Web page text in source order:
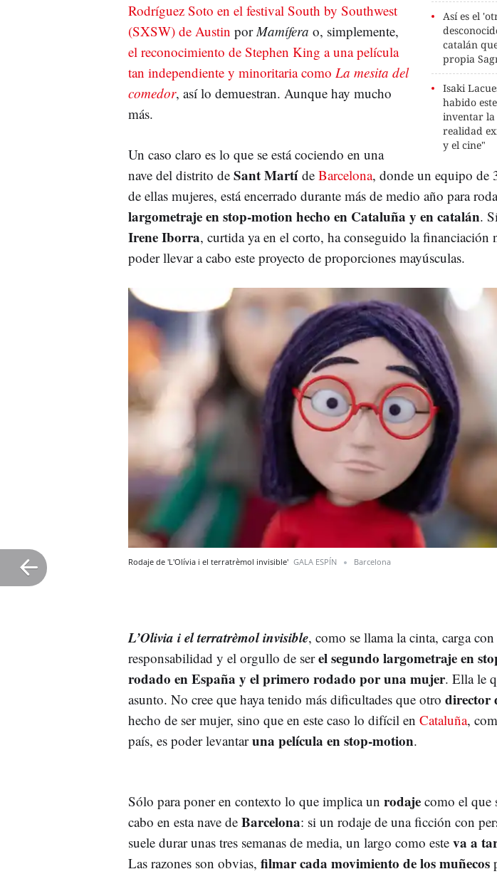
Así es el
catalán
propia
Isaki
habido
inventar la
realidad
y el cine"
Rodríguez Soto en el festival South by Southwest
(SXSW) de Austin por Mamífera o, simplemente,
el reconocimiento de Stephen King a una película
tan independiente y minoritaria como La mesita del
comedor, así lo demuestran. Aunque hay mucho
más.
Un caso claro es lo que se está cociendo en una
nave del distrito de Sant Martíde Barcelona, donde un equipo de
de ellas mujeres, está encerrado durante más de medio año para
largometraje en stop-motion hecho en Cataluña y en catalán.
Irene Iborra, curtida ya en el corto, ha conseguido la financiación
poder llevar a cabo este proyecto de proporciones mayúsculas.
Rodaje de 'L'Olívia i el terratrèmol invisible' GALA ESPÍN Barcelona
L’Olivia i el terratrèmol invisible, como se llama la cinta, carga
responsabilidad y el orgullo de serel segundo largometraje en
rodado en España y el primero rodado por una mujer. Ella le
asunto. No cree que haya tenido más dificultades que otro director
hecho de ser mujer, sino que en este caso lo difícil en Cataluña,
país, es poder levantaruna película en stop-motion.
Sólo para poner en contexto lo que implica un rodaje como el que
cabo en esta nave de Barcelona: si un rodaje de una ficción con
suele durar unas tres semanas de media, un largo como este va a
Las razones son obvias, filmar cada movimiento de los muñecos